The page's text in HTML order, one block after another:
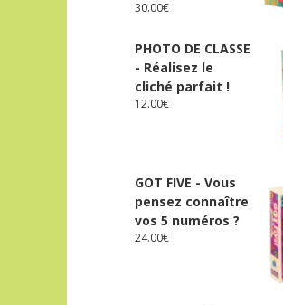
30.00€
PHOTO DE CLASSE
- Réalisez le
cliché parfait !
12.00€
GOT FIVE - Vous
pensez connaître
vos 5 numéros ?
24.00€